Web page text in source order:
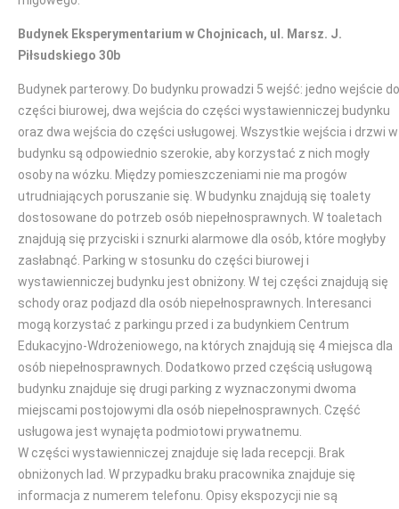
Budynek Eksperymentarium w Chojnicach, ul. Marsz. J.
Piłsudskiego 30b
Budynek parterowy. Do budynku prowadzi 5 wejść: jedno wejście do
części biurowej, dwa wejścia do części wystawienniczej budynku
oraz dwa wejścia do części usługowej. Wszystkie wejścia i drzwi w
budynku są odpowiednio szerokie, aby korzystać z nich mogły
osoby na wózku. Między pomieszczeniami nie ma progów
utrudniających poruszanie się. W budynku znajdują się toalety
dostosowane do potrzeb osób niepełnosprawnych. W toaletach
znajdują się przyciski i sznurki alarmowe dla osób, które mogłyby
zasłabnąć. Parking w stosunku do części biurowej i
wystawienniczej budynku jest obniżony. W tej części znajdują się
schody oraz podjazd dla osób niepełnosprawnych. Interesanci
mogą korzystać z parkingu przed i za budynkiem Centrum
Edukacyjno-Wdrożeniowego, na których znajdują się 4 miejsca dla
osób niepełnosprawnych. Dodatkowo przed częścią usługową
budynku znajduje się drugi parking z wyznaczonymi dwoma
miejscami postojowymi dla osób niepełnosprawnych. Część
usługowa jest wynajęta podmiotowi prywatnemu.
W części wystawienniczej znajduje się lada recepcji. Brak
obniżonych lad. W przypadku braku pracownika znajduje się
informacja z numerem telefonu. Opisy ekspozycji nie są